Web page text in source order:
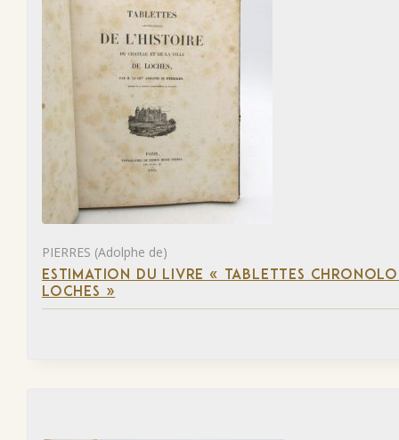
PIERRES (Adolphe de)
ESTIMATION DU LIVRE « TABLETTES
LOCHES »